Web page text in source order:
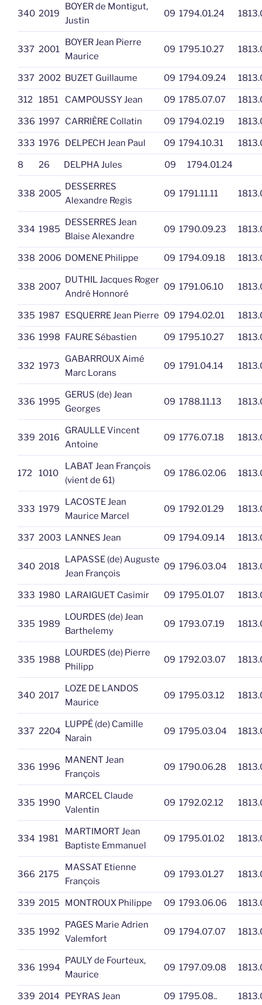
340 2019
BOYER de Montigut,
Justin
09 1794.01.24
337 2001
BOYER Jean Pierre
Maurice
09 1795.10.27
337 2002 BUZET Guillaume 09 1794.09.24
312 1851 CAMPOUSSY Jean 09 1785.07.07
336 1997 CARRIÈRE Collatin 09 1794.02.19
333 1976 DELPECH Jean Paul 09 1794.10.31
8 26 DELPHA Jules 09 1794.01.24
338 2005
DESSERRES
Alexandre Regis
09 1791.11.11
334 1985
DESSERRES Jean
Blaise Alexandre
09 1790.09.23
338 2006 DOMENE Philippe 09 1794.09.18
338 2007
DUTHIL Jacques Roger
André Honnoré
09 1791.06.10
335 1987 ESQUERRE Jean Pierre 09 1794.02.01
336 1998 FAURE Sébastien 09 1795.10.27
332 1973
GABARROUX Aimé
Marc Lorans
09 1791.04.14
336 1995
GERUS (de) Jean
Georges
09 1788.11.13
339 2016
GRAULLE Vincent
Antoine
09 1776.07.18
172 1010
LABAT Jean François
(vient de 61)
09 1786.02.06
333 1979
LACOSTE Jean
Maurice Marcel
09 1792.01.29
337 2003 LANNES Jean 09 1794.09.14
340 2018
LAPASSE (de) Auguste
Jean François
09 1796.03.04
333 1980 LARAIGUET Casimir 09 1795.01.07
335 1989
LOURDES (de) Jean
Barthelemy
09 1793.07.19
335 1988
LOURDES (de) Pierre
Philipp
09 1792.03.07
340 2017
LOZE DE LANDOS
Maurice
09 1795.03.12
337 2204
LUPPÉ (de) Camille
Narain
09 1795.03.04
336 1996
MANENT Jean
François
09 1790.06.28
335 1990
MARCEL Claude
Valentin
09 1792.02.12
334 1981
MARTIMORT Jean
Baptiste Emmanuel
09 1795.01.02
366 2175
MASSAT Etienne
François
09 1793.01.27
339 2015 MONTROUX Philippe 09 1793.06.06
335 1992
PAGES Marie Adrien
Valemfort
09 1794.07.07
336 1994
PAULY de Fourteux,
Maurice
09 1797.09.08
339 2014 PEYRAS Jean 09 1795.08..